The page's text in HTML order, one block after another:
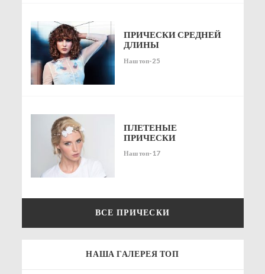
ПРИЧЕСКИ СРЕДНЕЙ
ДЛИНЫ
Наш топ-25
ПЛЕТЕНЫЕ
ПРИЧЕСКИ
Наш топ-17
ВСЕ ПРИЧЕСКИ
НАША ГАЛЕРЕЯ ТОП